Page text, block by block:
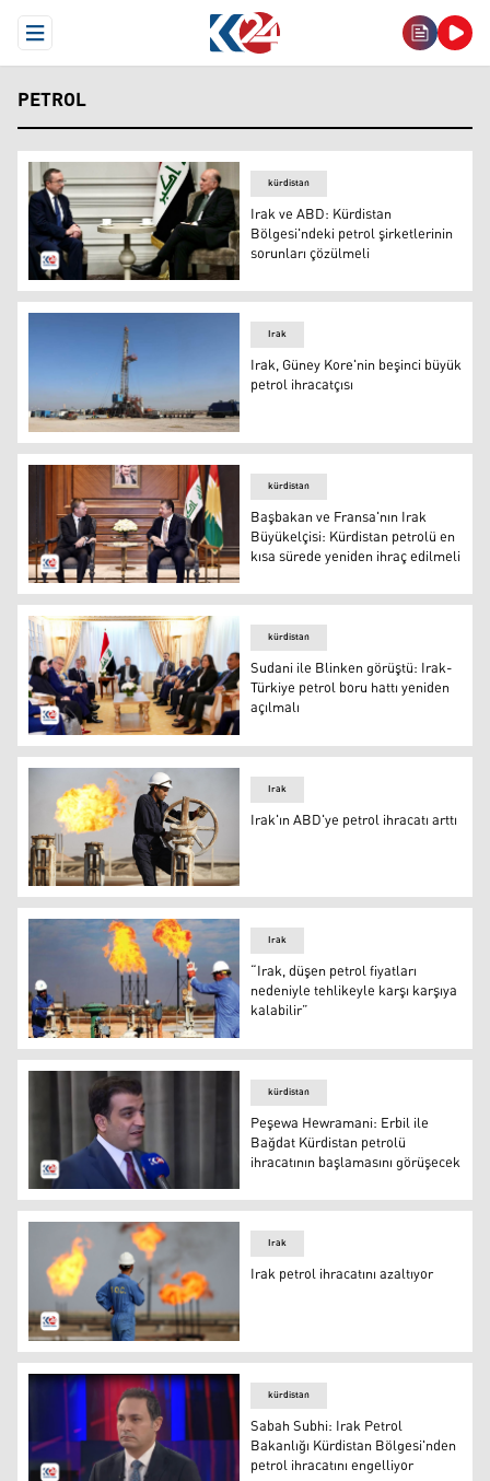
Open Menu
PETROL
Irak Başbakan Yardımcısı ve Dışişleri Bakanı Fuad
kürdistan
Irak ve ABD: Kürdistan
Bölgesi'ndeki petrol şirketlerinin
sorunları çözülmeli
Irak, Güney Kore'nin beşinci büyük petrol ihracatçısı
Irak
Irak, Güney Kore'nin beşinci büyük
petrol ihracatçısı
Kürdistan Bölgesi Başbakanı Mesrur Barzani ve
kürdistan
Başbakan ve Fransa'nın Irak
Büyükelçisi: Kürdistan petrolü en
kısa sürede yeniden ihraç edilmeli
Toplantıdan bir kare
kürdistan
Sudani ile Blinken görüştü: Irak-
Türkiye petrol boru hattı yeniden
açılmalı
Irak'ın ABD'ye petrol ihracatı arttı
Irak
Irak'ın ABD'ye petrol ihracatı arttı
Irak'ta bir petrol sahası
Irak
“Irak, düşen petrol fiyatları
nedeniyle tehlikeyle karşı karşıya
kalabilir”
Kürdistan Bölgesi Hükümet Sözcüsü Peşewa
kürdistan
Peşewa Hewramani: Erbil ile
Bağdat Kürdistan petrolü
ihracatının başlamasını görüşecek
Irak petrol ihracatını azaltıyor
Irak
Irak petrol ihracatını azaltıyor
kürdistan
Sabah Subhi: Irak Petrol
Bakanlığı Kürdistan Bölgesi'nden
petrol ihracatını engelliyor